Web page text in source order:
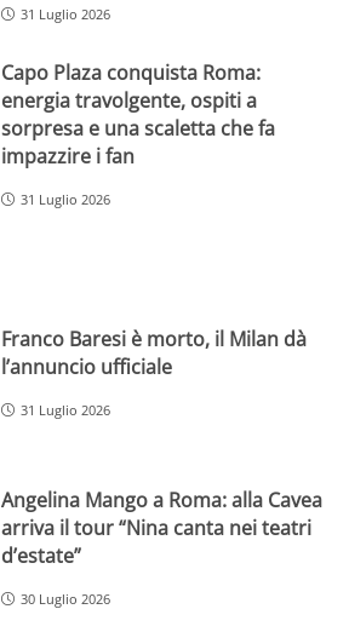
31 Luglio 2026
Capo Plaza conquista Roma:
energia travolgente, ospiti a
sorpresa e una scaletta che fa
impazzire i fan
31 Luglio 2026
Franco Baresi è morto, il Milan dà
l’annuncio ufficiale
31 Luglio 2026
Angelina Mango a Roma: alla Cavea
arriva il tour “Nina canta nei teatri
d’estate”
30 Luglio 2026